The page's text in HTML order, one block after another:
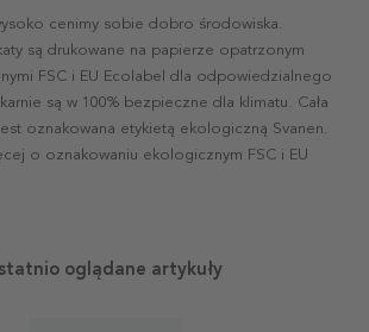
cenimy sobie dobro środowiska.
są drukowane na papierze opatrzonym
FSC i EU Ecolabel dla odpowiedzialnego
są w 100% bezpieczne dla klimatu. Cała
oznakowana etykietą ekologiczną Svanen.
o oznakowaniu ekologicznym FSC i EU
oglądane artykuły